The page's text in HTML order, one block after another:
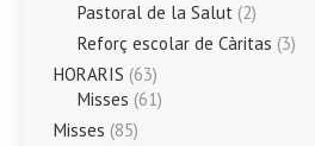
Pastoral de la Salut (2)
Reforç escolar de Càritas (3)
HORARIS (63)
Misses (61)
Misses (85)